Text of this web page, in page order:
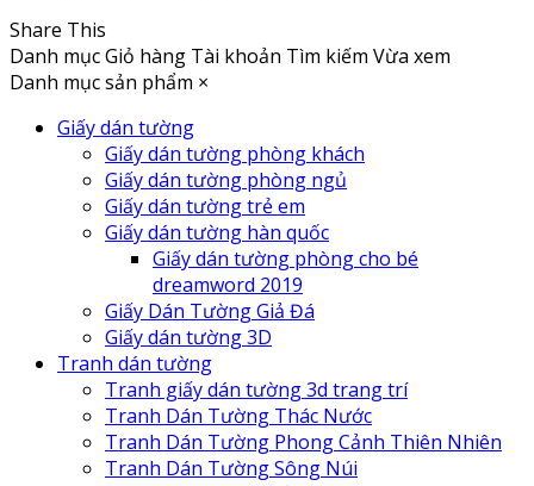
Share This
Danh mụcGiỏ hàng Tài khoản Tìm kiếm Vừa xem
Danh mục sản phẩm ×
Giấy dán tường
Giấy dán tường phòng khách
Giấy dán tường phòng ngủ
Giấy dán tường trẻ em
Giấy dán tường hàn quốc
Giấy dán tường phòng cho bé
dreamword 2019
Giấy Dán Tường Giả Đá
Giấy dán tường 3D
Tranh dán tường
Tranh giấy dán tường 3d trang trí
Tranh Dán Tường Thác Nước
Tranh Dán Tường Phong Cảnh Thiên Nhiên
Tranh Dán Tường Sông Núi